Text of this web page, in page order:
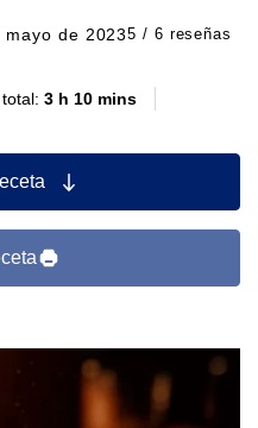
mayo de 20235 / 6 reseñas
3 h 10 mins